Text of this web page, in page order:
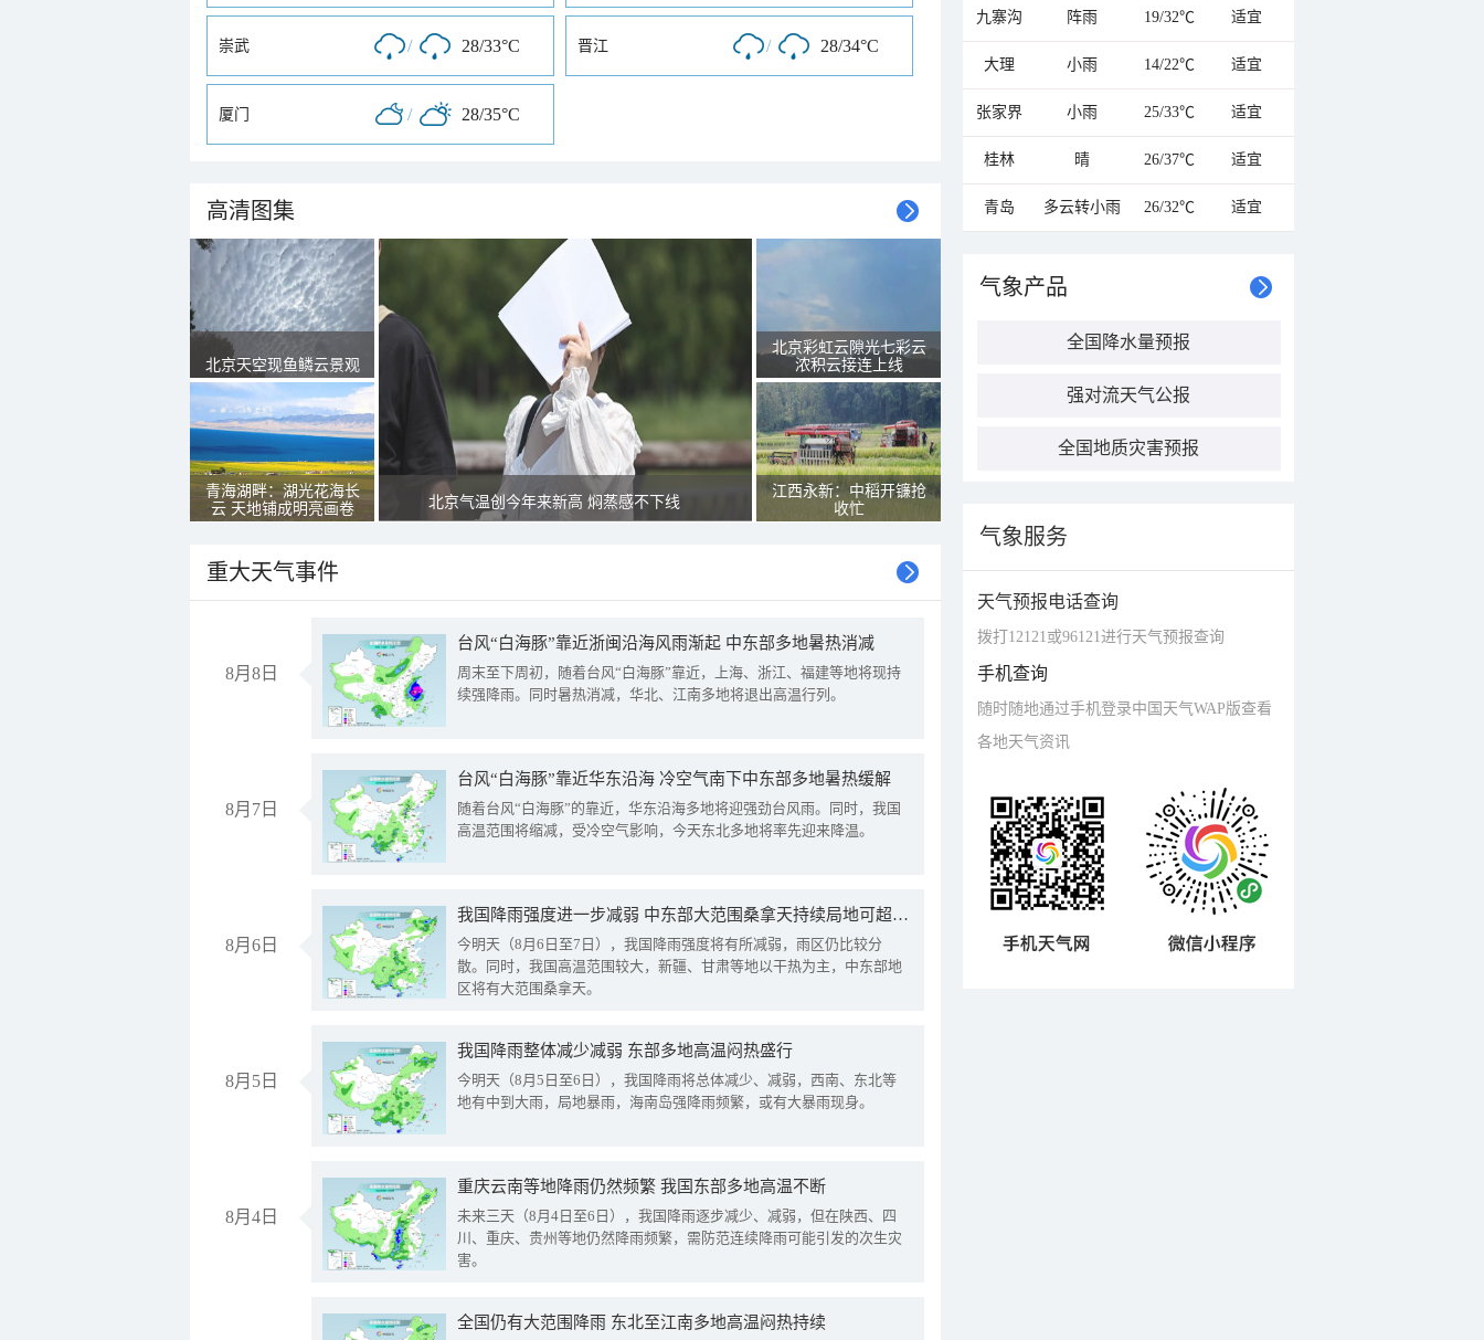
崇武 / 28/33°C 晋江 / 28/34°C
厦门 / 28/35°C
高清图集
北京天空现鱼鳞云景观
青海湖畔：湖光花海长
云 天地铺成明亮画卷
北京气温创今年来新高 焖蒸感不下线
北京彩虹云隙光七彩云
浓积云接连上线
江西永新：中稻开镰抢
收忙
重大天气事件
8月8日
台风“白海豚”靠近浙闽沿海风雨渐起 中东部多地暑热消减
周末至下周初，随着台风“白海豚”靠近，上海、浙江、福建等地将现持
续强降雨。同时暑热消减，华北、江南多地将退出高温行列。
8月7日
台风“白海豚”靠近华东沿海 冷空气南下中东部多地暑热缓解
随着台风“白海豚”的靠近，华东沿海多地将迎强劲台风雨。同时，我国
高温范围将缩减，受冷空气影响，今天东北多地将率先迎来降温。
8月6日
我国降雨强度进一步减弱 中东部大范围桑拿天持续局地可超38℃
今明天（8月6日至7日），我国降雨强度将有所减弱，雨区仍比较分
散。同时，我国高温范围较大，新疆、甘肃等地以干热为主，中东部地
区将有大范围桑拿天。
8月5日
我国降雨整体减少减弱 东部多地高温闷热盛行
今明天（8月5日至6日），我国降雨将总体减少、减弱，西南、东北等
地有中到大雨，局地暴雨，海南岛强降雨频繁，或有大暴雨现身。
8月4日
重庆云南等地降雨仍然频繁 我国东部多地高温不断
未来三天（8月4日至6日），我国降雨逐步减少、减弱，但在陕西、四
川、重庆、贵州等地仍然降雨频繁，需防范连续降雨可能引发的次生灾
害。
全国仍有大范围降雨 东北至江南多地高温闷热持续
九寨沟 阵雨 19/32℃ 适宜
大理 小雨 14/22℃ 适宜
张家界 小雨 25/33℃ 适宜
桂林 晴 26/37℃ 适宜
青岛 多云转小雨 26/32℃ 适宜
气象产品
全国降水量预报
强对流天气公报
全国地质灾害预报
气象服务
天气预报电话查询
拨打12121或96121进行天气预报查询
手机查询
随时随地通过手机登录中国天气WAP版查看
各地天气资讯